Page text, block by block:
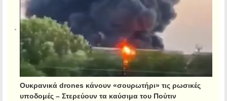
Ουκρανικά drones κάνουν «σουρωτήρι» τις ρωσικές
υποδομές – Στερεύουν τα καύσιμα του Πούτιν